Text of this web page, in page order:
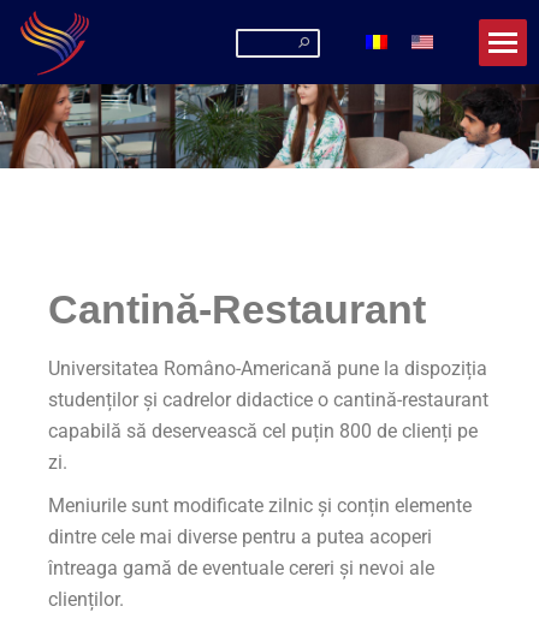
Cantină-Restaurant
Universitatea Româno-Americană pune la dispoziția
studenților și cadrelor didactice o cantină-restaurant
capabilă să deservească cel puțin 800 de clienți pe
zi.
Meniurile sunt modificate zilnic și conțin elemente
dintre cele mai diverse pentru a putea acoperi
întreaga gamă de eventuale cereri și nevoi ale
clienților.